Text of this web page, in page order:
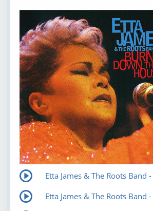
Etta James & The Roots Band
Etta James & The Roots Band